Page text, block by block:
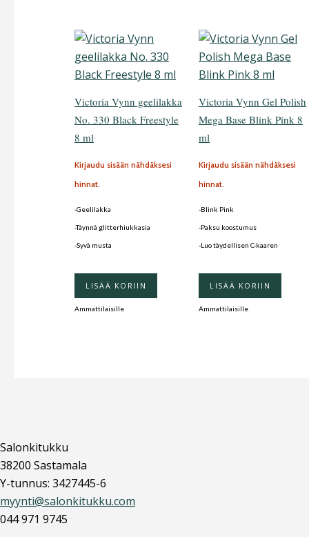
Victoria Vynn geelilakka
No. 330 Black Freestyle
8 ml
Kirjaudu sisään nähdäksesi
hinnat.
-Geelilakka
-Täynnä glitterhiukkasia
-Syvä musta
LISÄÄ KORIIN
Ammattilaisille
Victoria Vynn Gel Polish
Mega Base Blink Pink 8
ml
Kirjaudu sisään nähdäksesi
hinnat.
-Blink Pink
-Paksu koostumus
-Luo täydellisen C-kaaren
LISÄÄ KORIIN
Ammattilaisille
Salonkitukku
38200 Sastamala
Y-tunnus: 3427445-6
myynti@salonkitukku.com
044 971 9745